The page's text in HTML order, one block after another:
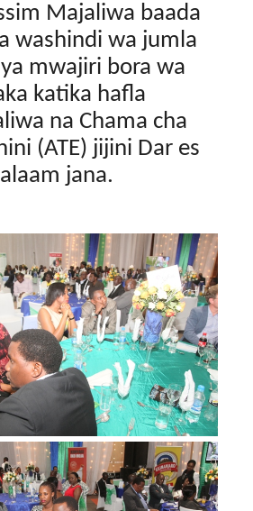
Majaliwa baada
washindi wa jumla
mwajiri bora wa
katika hafla
na Chama cha
(ATE) jijini Dar es
jana.